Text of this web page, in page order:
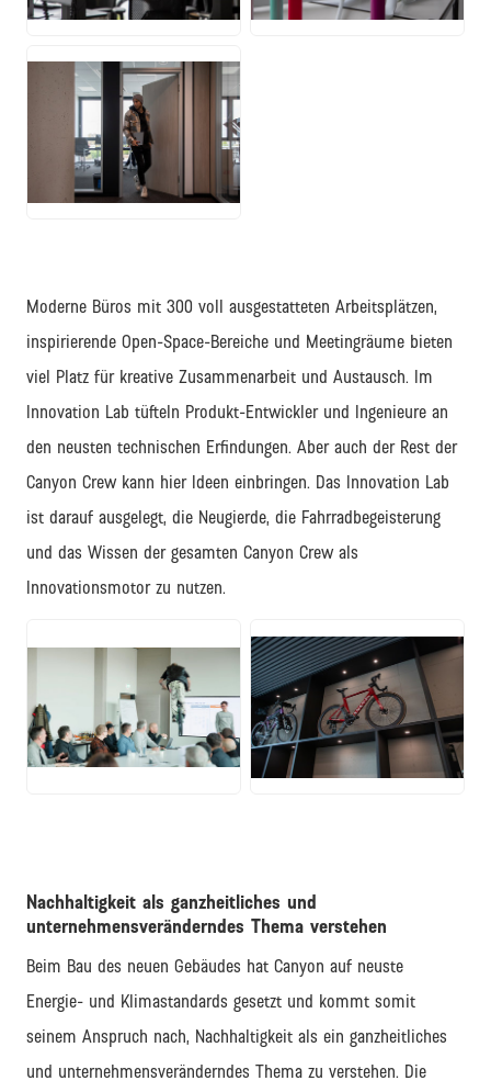
JPG JPG
JPG
Moderne Büros mit 300 voll ausgestatteten Arbeitsplätzen,
inspirierende Open-Space-Bereiche und Meetingräume bieten
viel Platz für kreative Zusammenarbeit und Austausch. Im
Innovation Lab tüfteln Produkt-Entwickler und Ingenieure an
den neusten technischen Erfindungen. Aber auch der Rest der
Canyon Crew kann hier Ideen einbringen. Das Innovation Lab
ist darauf ausgelegt, die Neugierde, die Fahrradbegeisterung
und das Wissen der gesamten Canyon Crew als
Innovationsmotor zu nutzen.
JPG JPG
Nachhaltigkeit als ganzheitliches und
unternehmensveränderndes Thema verstehen
Beim Bau des neuen Gebäudes hat Canyon auf neuste
Energie- und Klimastandards gesetzt und kommt somit
seinem Anspruch nach, Nachhaltigkeit als ein ganzheitliches
und unternehmensveränderndes Thema zu verstehen. Die